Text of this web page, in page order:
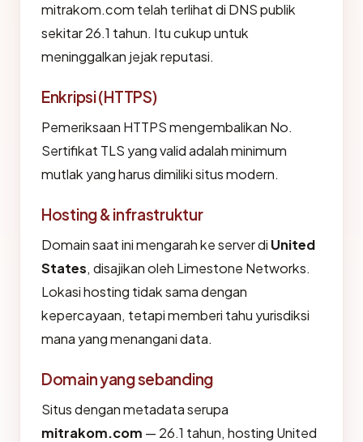
mitrakom.com telah terlihat di DNS publik
sekitar 26.1 tahun. Itu cukup untuk
meninggalkan jejak reputasi.
Enkripsi (HTTPS)
Pemeriksaan HTTPS mengembalikan No.
Sertifikat TLS yang valid adalah minimum
mutlak yang harus dimiliki situs modern.
Hosting & infrastruktur
Domain saat ini mengarah ke server di United
States, disajikan oleh Limestone Networks.
Lokasi hosting tidak sama dengan
kepercayaan, tetapi memberi tahu yurisdiksi
mana yang menangani data.
Domain yang sebanding
Situs dengan metadata serupa
mitrakom.com — 26.1 tahun, hosting United